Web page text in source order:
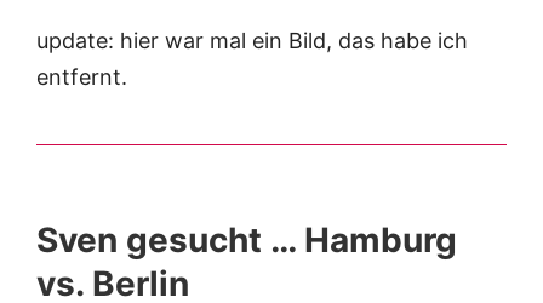
update: hier war mal ein Bild, das habe ich
entfernt.
Sven gesucht … Hamburg
vs. Berlin